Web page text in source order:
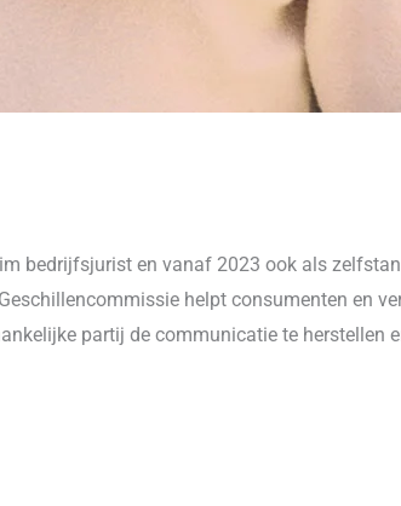
bedrijfsjurist en vanaf 2023 ook als
helpt consumenten en
partij de communicatie te herstellen